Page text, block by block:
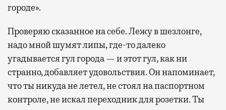
городе».
Проверяю сказанное на себе. Лежу в шезлонге,
надо мной шумят липы, где-то далеко
угадывается гул города — и этот гул, как ни
странно, добавляет удовольствия. Он напоминает,
что ты никуда не летел, не стоял на паспортном
контроле, не искал переходник для розетки. Ты